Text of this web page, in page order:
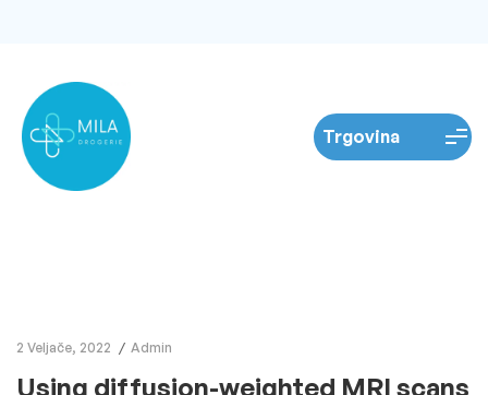
2 Veljače, 2022 Admin
Using diffusion-weighted MRI scans